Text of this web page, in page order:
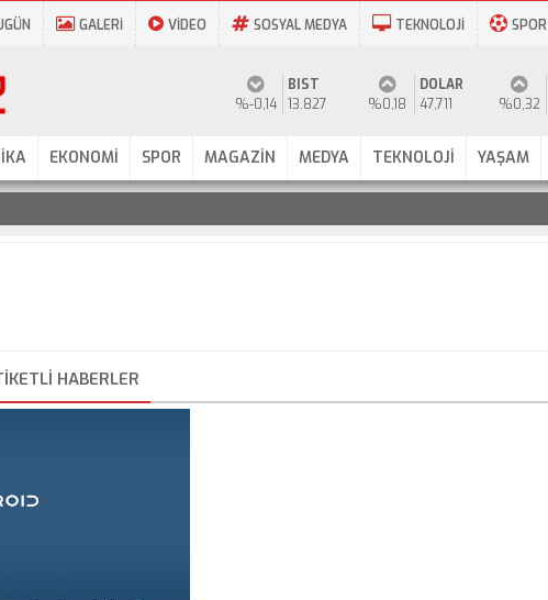
GALERİ VİDEO SOSYAL MEDYA TEKNOLOJİ SPOR
%-0,14
BIST
13.827
%0,18
DOLAR
47,711
%0,32
EKONOMİ SPOR MAGAZİN MEDYA TEKNOLOJİ YAŞAM
HABERLER